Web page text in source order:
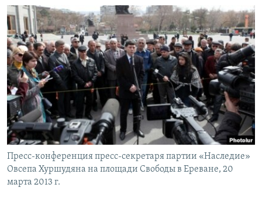
КУЛЬТУРА
СПОРТ
АРХИВ
Հայերեն
English
Русский
Все сайты Радио Азатутюн
Пресс-конференция пресс-секретаря партии «Наследие»
Овсепа Хуршудяна на площади Свободы в Ереване, 20
марта 2013 г.